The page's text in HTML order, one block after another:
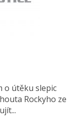
o útěku slepic
Rockyho ze